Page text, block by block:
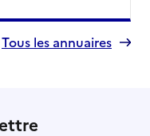
Tous les annuaires